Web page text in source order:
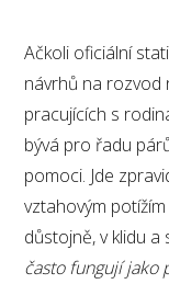
Ačkoli oficiální
návrhů na rozvod
pracujících s
bývá pro řadu
pomoci. Jde
vztahovým
důstojně, v klidu
často fungují jako